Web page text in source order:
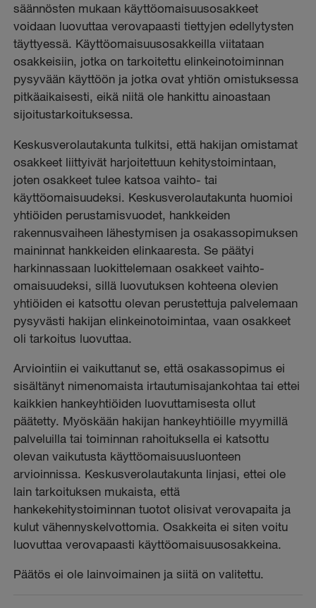
säännösten mukaan käyttöomaisuusosakkeet
voidaan luovuttaa verovapaasti tiettyjen edellytysten
täyttyessä. Käyttöomaisuusosakkeilla viitataan
osakkeisiin, jotka on tarkoitettu elinkeinotoiminnan
pysyvään käyttöön ja jotka ovat yhtiön omistuksessa
pitkäaikaisesti, eikä niitä ole hankittu ainoastaan
sijoitustarkoituksessa.
Keskusverolautakunta tulkitsi, että hakijan omistamat
osakkeet liittyivät harjoitettuun kehitystoimintaan,
joten osakkeet tulee katsoa vaihto- tai
käyttöomaisuudeksi. Keskusverolautakunta huomioi
yhtiöiden perustamisvuodet, hankkeiden
rakennusvaiheen lähestymisen ja osakassopimuksen
maininnat hankkeiden elinkaaresta. Se päätyi
harkinnassaan luokittelemaan osakkeet vaihto-
omaisuudeksi, sillä luovutuksen kohteena olevien
yhtiöiden ei katsottu olevan perustettuja palvelemaan
pysyvästi hakijan elinkeinotoimintaa, vaan osakkeet
oli tarkoitus luovuttaa.
Arviointiin ei vaikuttanut se, että osakassopimus ei
sisältänyt nimenomaista irtautumisajankohtaa tai ettei
kaikkien hankeyhtiöiden luovuttamisesta ollut
päätetty. Myöskään hakijan hankeyhtiöille myymillä
palveluilla tai toiminnan rahoituksella ei katsottu
olevan vaikutusta käyttöomaisuusluonteen
arvioinnissa. Keskusverolautakunta linjasi, ettei ole
lain tarkoituksen mukaista, että
hankekehitystoiminnan tuotot olisivat verovapaita ja
kulut vähennyskelvottomia. Osakkeita ei siten voitu
luovuttaa verovapaasti käyttöomaisuusosakkeina.
Päätös ei ole lainvoimainen ja siitä on valitettu.